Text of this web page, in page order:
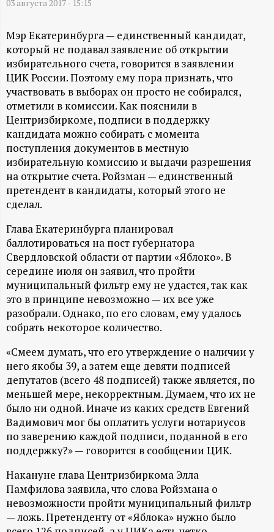
Н
-
и
н
ф
о
р
м
а
ц
и
о
н
н
ы
й
п
03 августа 2017 - 15:15
Мэр Екатеринбурга — единственный кандидат,
который не подавал заявление об открытии
избирательного счета, говорится в заявлении
ЦИК России. Поэтому ему пора признать, что
участвовать в выборах он просто не собирался,
отметили в комиссии. Как пояснили в
Центризбиркоме, подписи в поддержку
кандидата можно собирать с момента
поступления документов в местную
избирательную комиссию и выдачи разрешения
на открытие счета. Ройзман — единственный
претендент в кандидаты, который этого не
сделал.
Глава Екатеринбурга планировал
баллотироваться на пост губернатора
Свердловской области от партии «Яблоко». В
середине июля он заявил, что пройти
муниципальный фильтр ему не удастся, так как
это в принципе невозможно — их все уже
разобрали. Однако, по его словам, ему удалось
собрать некоторое количество.
«Смеем думать, что его утверждение о наличии у
него якобы 39, а затем еще девяти подписей
депутатов (всего 48 подписей) также является, по
меньшей мере, некорректным. Думаем, что их не
было ни одной. Иначе из каких средств Евгений
Вадимович мог бы оплатить услуги нотариусов
по заверению каждой подписи, поданной в его
поддержку?» — говорится в сообщении ЦИК.
Накануне глава Центризбиркома Элла
Памфилова заявила, что слова Ройзмана о
невозможности пройти муниципальный фильтр
— ложь. Претенденту от «Яблока» нужно было